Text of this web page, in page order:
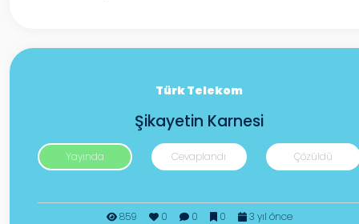
Türk Telekom
Şikayetin Karnesi
Yayında Cevaplandı Çözüldü
859 0 0 0 3 yıl önce